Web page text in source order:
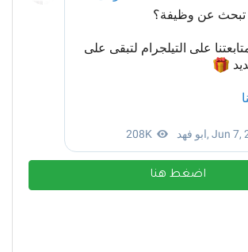
اضغط هنا